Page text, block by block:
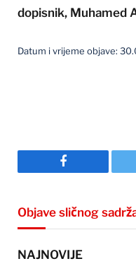
dopisnik, Muhamed
Datum i vrijeme objave:
Facebook
Objave sličnog
NAJNOVIJE